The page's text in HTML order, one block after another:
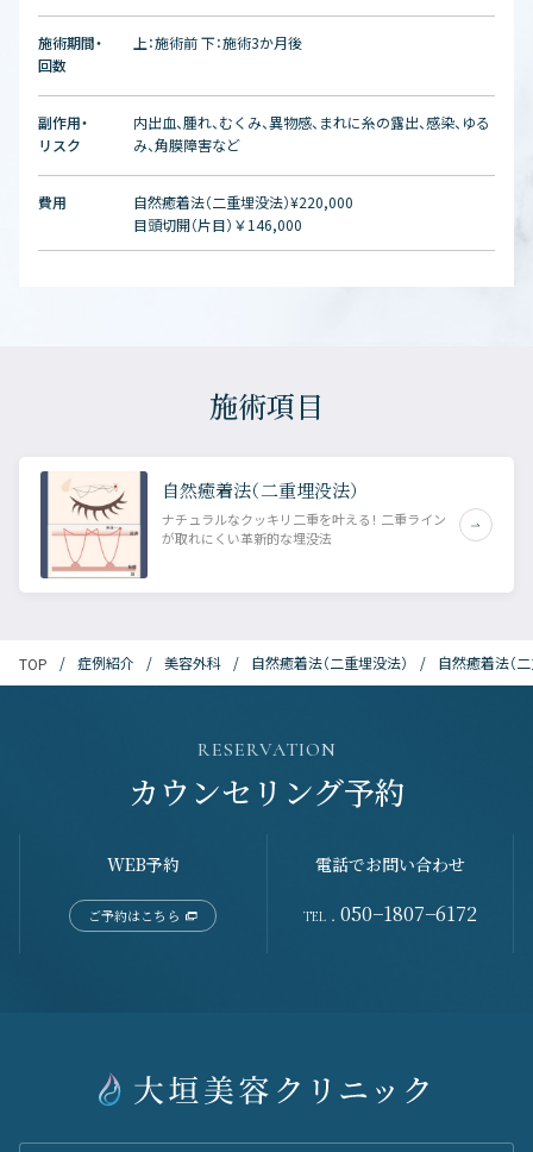
施術期間・
回数
上：施術前 下：施術3か月後
副作用・
リスク
内出血、腫れ、むくみ、異物感、まれに糸の露出、感染、ゆる
み、角膜障害など
費用
自然癒着法（二重埋没法）¥220,000
目頭切開（片目）￥146,000
施術項目
自然癒着法（二重埋没法）
ナチュラルなクッキリ二重を叶える！ 二重ライン
が取れにくい革新的な埋没法
TOP 症例紹介 美容外科 自然癒着法（二重埋没法） 自然癒着法（二
RESERVATION
カウンセリング予約
WEB予約
ご予約はこちら
電話でお問い合わせ
TEL． 050−1807−6172